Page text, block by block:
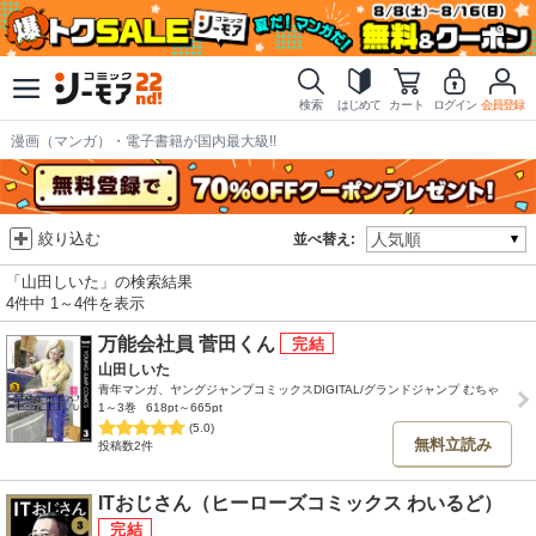
検索 はじめて カート ログイン 会員登録
漫画（マンガ）・電子書籍が国内最大級!!
並べ替え:
絞り込む
「山田しいた」の検索結果
4件中 1～4件を表示
万能会社員 菅田くん
山田しいた
青年マンガ、ヤングジャンプコミックスDIGITAL/グランドジャンプ むちゃ
1～3巻
618pt～665pt
(5.0)
投稿数2件
無料立読み
ITおじさん（ヒーローズコミックス わいるど）